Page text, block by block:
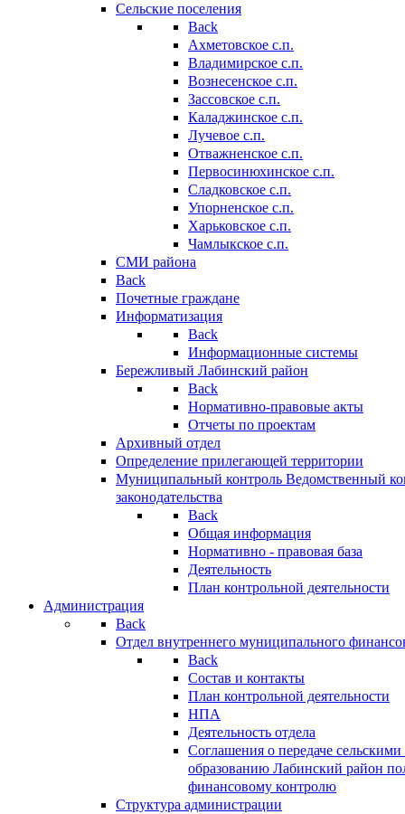
Сельские поселения
Back
Ахметовское с.п.
Владимирское с.п.
Вознесенское с.п.
Зассовское с.п.
Каладжинское с.п.
Лучевое с.п.
Отважненское с.п.
Первосинюхинское с.п.
Сладковское с.п.
Упорненское с.п.
Харьковское с.п.
Чамлыкское с.п.
СМИ района
Back
Почетные граждане
Информатизация
Back
Информационные системы
Бережливый Лабинский район
Back
Нормативно-правовые акты
Отчеты по проектам
Архивный отдел
Определение прилегающей территории
Муниципальный контроль Ведомственный
законодательства
Back
Общая информация
Нормативно - правовая база
Деятельность
План контрольной деятельности
Администрация
Back
Отдел внутреннего муниципального
Back
Состав и контакты
План контрольной деятельности
НПА
Деятельность отдела
Соглашения о передаче
образованию Лабинский район
финансовому контролю
Структура администрации